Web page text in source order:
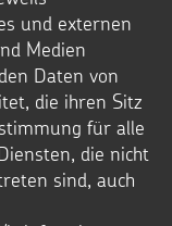
und externen
Medien
Daten von
die ihren Sitz
für alle
die nicht
sind, auch